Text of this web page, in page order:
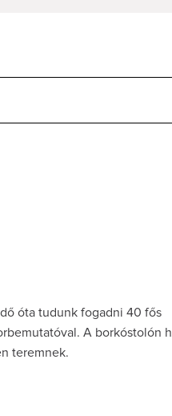
óta tudunk fogadni 40 fős
A borkóstolón
teremnek.